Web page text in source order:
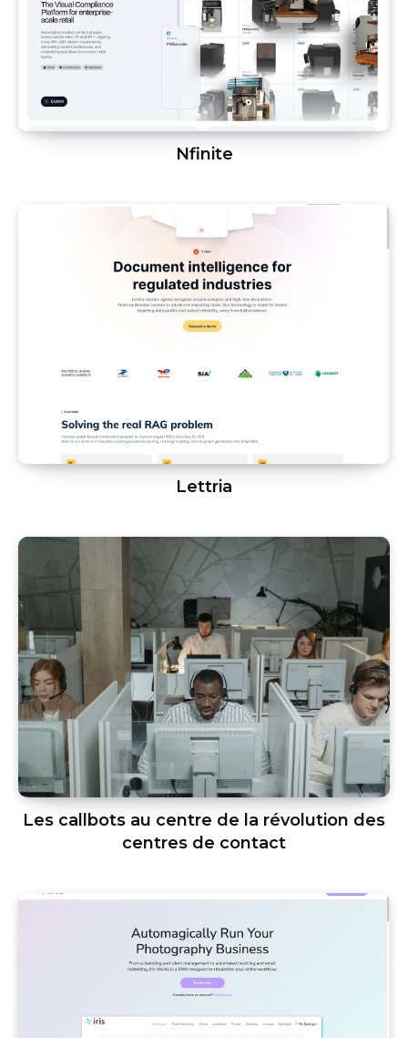
Nfinite
Lettria
Les callbots au centre de la révolution des
centres de contact